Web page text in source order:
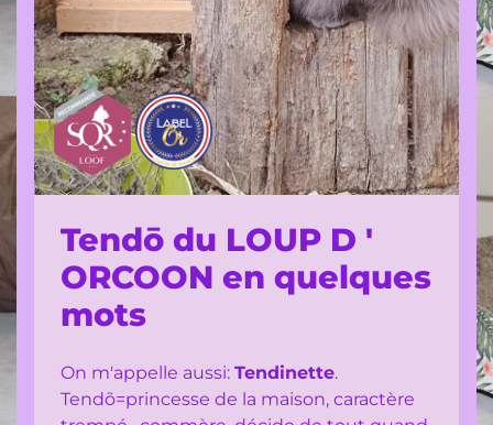
Tendō du LOUP D '
ORCOON en quelques
mots
On m'appelle aussi: Tendinette.
Tendõ=princesse de la maison, caractère